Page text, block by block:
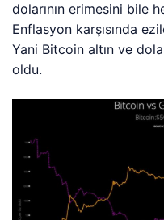
dolarının erimesini bile
Enflasyon karşısında
Yani Bitcoin altın ve
oldu.